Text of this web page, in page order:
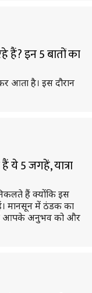
हैं? इन 5 बातों का
आता है। इस दौरान
ये 5 जगहें, यात्रा
हैं क्योंकि इस
मानसून में ठंडक का
आपके अनुभव को और